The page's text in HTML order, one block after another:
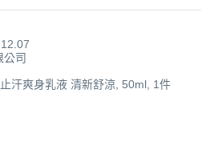
公司
汗爽身乳液 清新舒涼, 50ml, 1件